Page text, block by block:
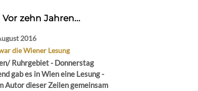
Vor zehn Jahren...
2016
die Wiener Lesung
Ruhrgebiet - Donnerstag
gab es in Wien eine Lesung -
Autor dieser Zeilen gemeinsam